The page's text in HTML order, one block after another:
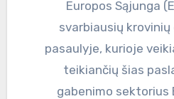
Europos Sąjunga (ES) yra viena iš
svarbiausių
pasaulyje, kurioje
teikiančių šias
gabenimo sektorius